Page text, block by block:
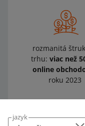
jazyk
rozmanitá
trhu: viac než
online
roku 2023
Českí